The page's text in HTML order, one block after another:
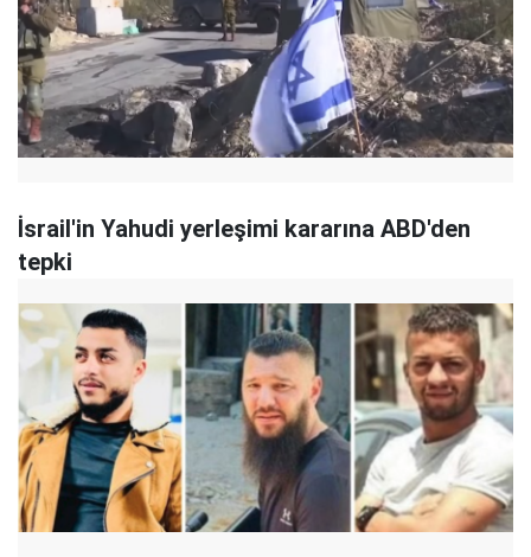
İsrail'in Yahudi yerleşimi kararına ABD'den
tepki